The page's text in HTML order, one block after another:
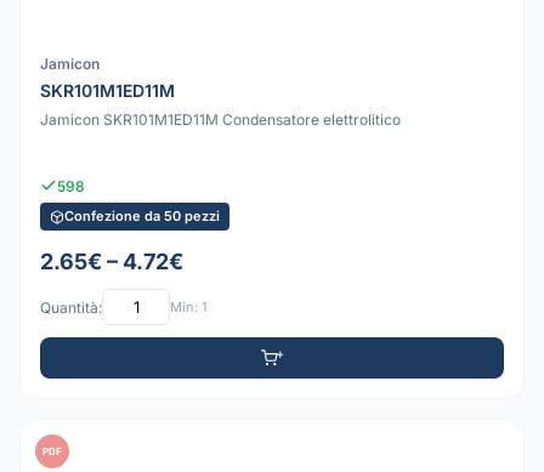
Jamicon
SKR101M1ED11M
Jamicon SKR101M1ED11M Condensatore elettrolitico
598
Confezione da 50 pezzi
2.65€ – 4.72€
Quantità: Min: 1
PDF